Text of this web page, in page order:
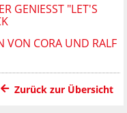
GENIESST "LET'S D
VON CORA UND RALF
Zurück zur Übersicht